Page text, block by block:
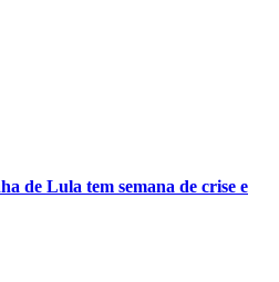
de Lula tem semana de crise e